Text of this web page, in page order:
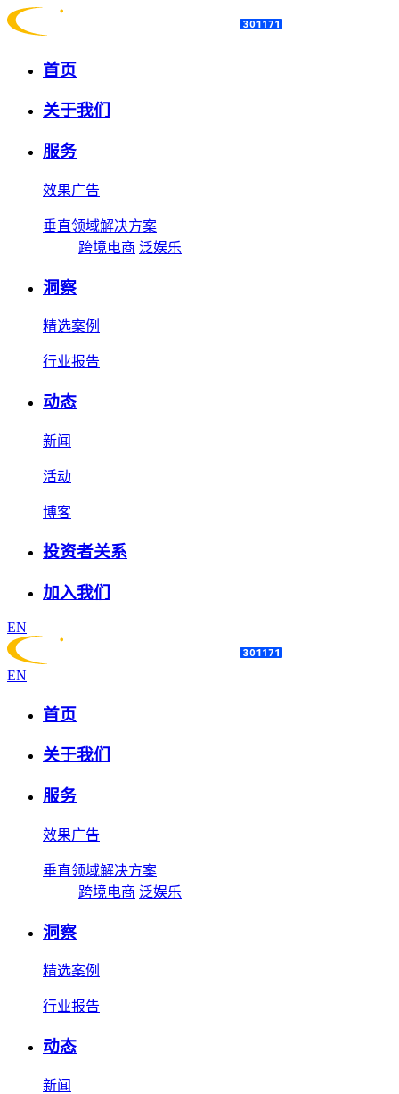
首页
关于我们
服务
效果广告
垂直领域解决方案
跨境电商 泛娱乐
洞察
精选案例
行业报告
动态
新闻
活动
博客
投资者关系
加入我们
EN
EN
首页
关于我们
服务
效果广告
垂直领域解决方案
跨境电商 泛娱乐
洞察
精选案例
行业报告
动态
新闻